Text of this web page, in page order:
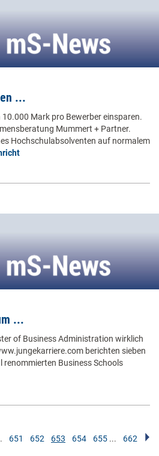
...
Mark pro Bewerber einsparen.
Mummert + Partner.
Hochschulabsolventen auf normalem
...
of Business Administration wirklich
berichten sieben
Business Schools
651 652 653 654 655 ... 662